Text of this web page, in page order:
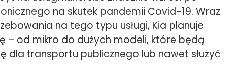
na skutek pandemii Covid-19. Wraz
na tego typu usługi, Kia planuje
– od mikro do dużych modeli, które będą
dla transportu publicznego lub nawet służyć